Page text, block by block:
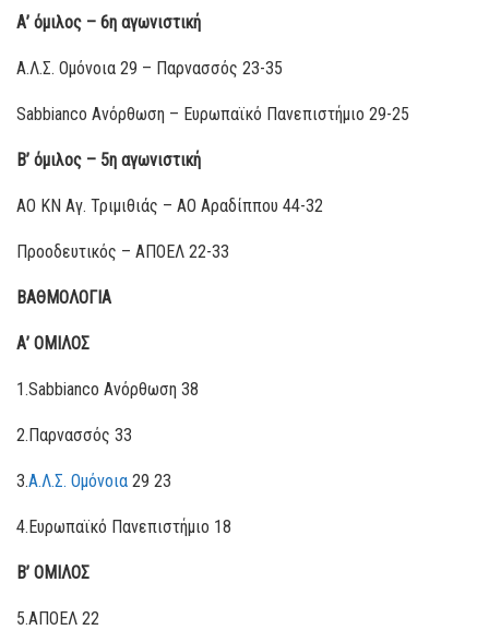
Α’ όμιλος – 6η αγωνιστική
Α.Λ.Σ. Ομόνοια 29 – Παρνασσός 23-35
Sabbianco Ανόρθωση – Ευρωπαϊκό Πανεπιστήμιο 29-25
Β’ όμιλος – 5η αγωνιστική
ΑΟ ΚΝ Αγ. Τριμιθιάς – ΑΟ Αραδίππου 44-32
Προοδευτικός – AΠΟΕΛ 22-33
ΒΑΘΜΟΛΟΓΙΑ
Α’ ΟΜΙΛΟΣ
1.Sabbianco Ανόρθωση 38
2.Παρνασσός 33
3.Α.Λ.Σ. Ομόνοια 29 23
4.Ευρωπαϊκό Πανεπιστήμιο 18
Β’ ΟΜΙΛΟΣ
5.ΑΠΟΕΛ 22